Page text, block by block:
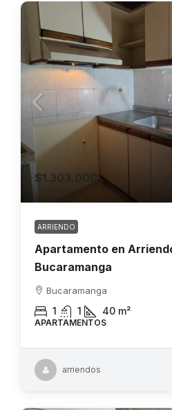
$1.303.000
ARRIENDO
Apartamento en
Bucaramanga
Bucaramanga
1 1 40 m²
APARTAMENTOS
arriendos